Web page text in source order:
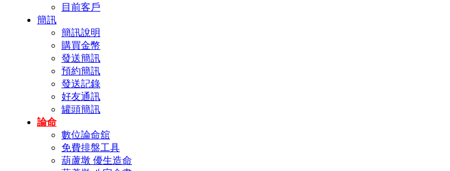
目前客戶
簡訊
簡訊說明
購買金幣
發送簡訊
預約簡訊
發送記錄
好友通訊
罐頭簡訊
論命
數位論命舘
免費排盤工具
葫蘆墩 優生造命